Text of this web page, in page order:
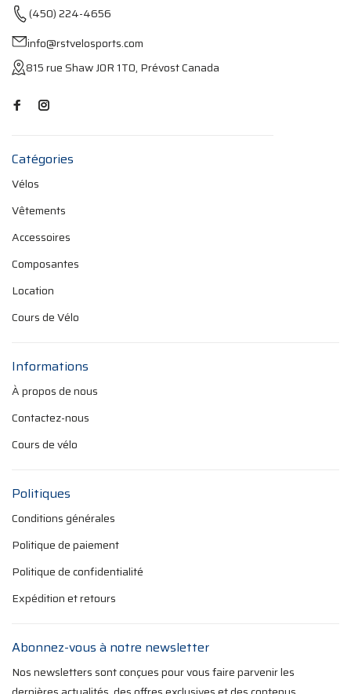
(450) 224-4656
info@rstvelosports.com
815 rue Shaw J0R 1T0, Prévost Canada
Catégories
Vélos
Vêtements
Accessoires
Composantes
Location
Cours de Vélo
Informations
À propos de nous
Contactez-nous
Cours de vélo
Politiques
Conditions générales
Politique de paiement
Politique de confidentialité
Expédition et retours
Abonnez-vous à notre newsletter
Nos newsletters sont conçues pour vous faire parvenir les